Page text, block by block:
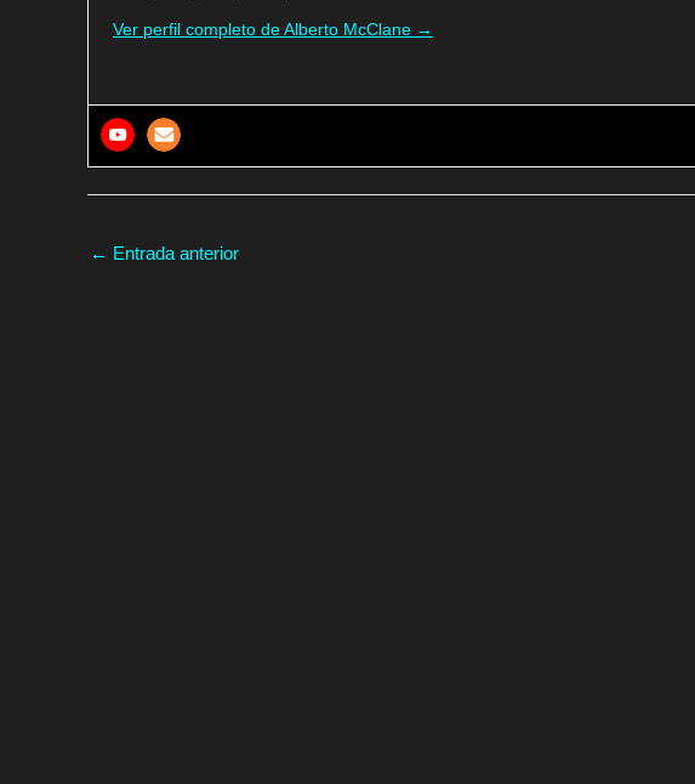
Ver perfil completo de Alberto McClane →
← Entrada anterior